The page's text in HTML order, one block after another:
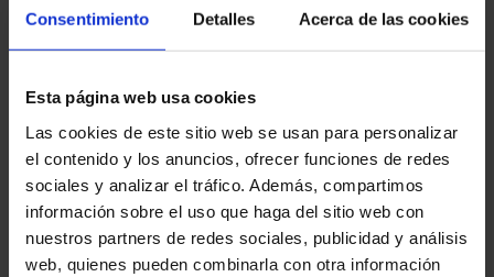
Consentimiento Detalles Acerca de las cookies
Esta página web usa cookies
Las cookies de este sitio web se usan para personalizar
el contenido y los anuncios, ofrecer funciones de redes
sociales y analizar el tráfico. Además, compartimos
información sobre el uso que haga del sitio web con
nuestros partners de redes sociales, publicidad y análisis
web, quienes pueden combinarla con otra información
Découvrez les portes automatiques Manusa
dans les quartiers de Barcelone